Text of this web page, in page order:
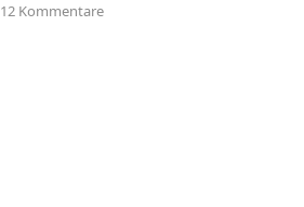
12 Kommentare